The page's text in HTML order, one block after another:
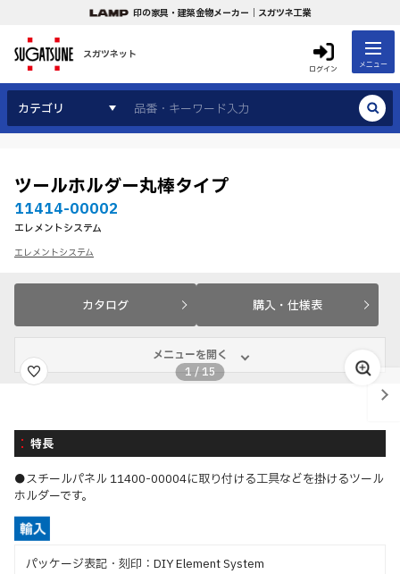
印の家具・建築金物メーカー｜スガツネ工業
スガツネット
ログイン メニュー
カテゴリ
ツールホルダー丸棒タイプ
11414-00002
エレメントシステム
エレメントシステム
カタログ 購入・仕様表
メニューを開く
1 /15
特長
●スチールパネル 11400-00004に取り付ける工具などを掛けるツール
ホルダーです。
パッケージ表記・刻印：DIY Element System